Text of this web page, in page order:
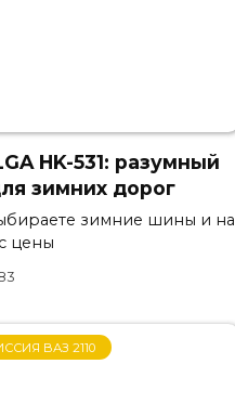
HK-531: разумный
зимних дорог
зимние шины и на
цены
ВАЗ 2110